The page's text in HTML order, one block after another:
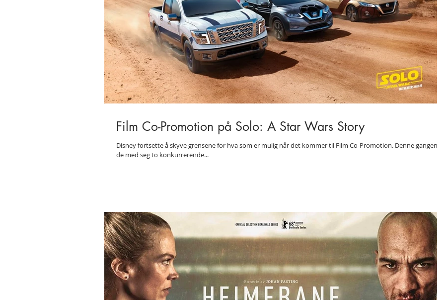
Film Co-Promotion på Solo: A Star Wars Story
Disney fortsette å skyve grensene for hva som er mulig når det kommer til Film Co-Promotion. Denne gangen har
de med seg to konkurrerende...